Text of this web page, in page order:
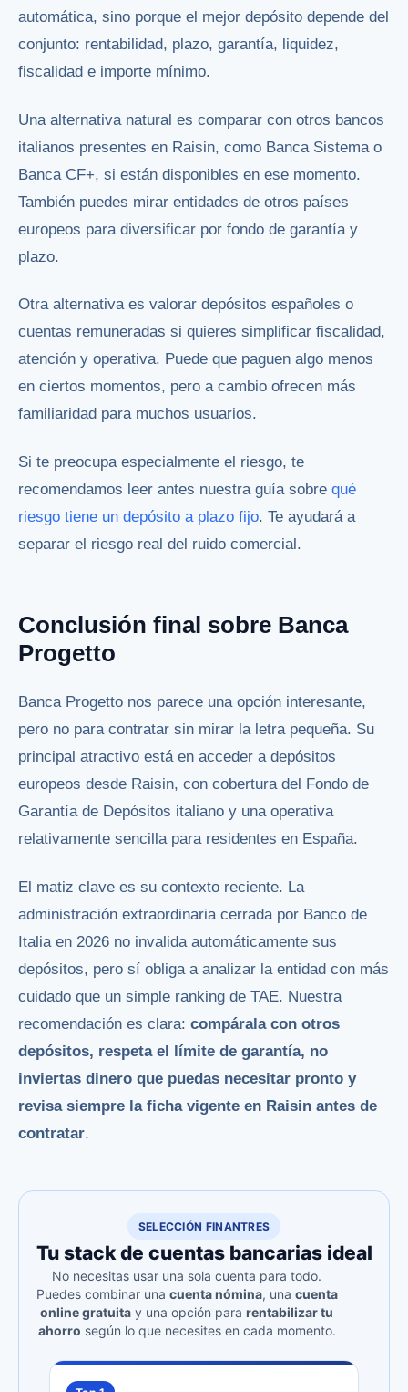
automática, sino porque el mejor depósito depende del
conjunto: rentabilidad, plazo, garantía, liquidez,
fiscalidad e importe mínimo.
Una alternativa natural es comparar con otros bancos
italianos presentes en Raisin, como Banca Sistema o
Banca CF+, si están disponibles en ese momento.
También puedes mirar entidades de otros países
europeos para diversificar por fondo de garantía y
plazo.
Otra alternativa es valorar depósitos españoles o
cuentas remuneradas si quieres simplificar fiscalidad,
atención y operativa. Puede que paguen algo menos
en ciertos momentos, pero a cambio ofrecen más
familiaridad para muchos usuarios.
Si te preocupa especialmente el riesgo, te
recomendamos leer antes nuestra guía sobre qué
riesgo tiene un depósito a plazo fijo. Te ayudará a
separar el riesgo real del ruido comercial.
Conclusión final sobre Banca
Progetto
Banca Progetto nos parece una opción interesante,
pero no para contratar sin mirar la letra pequeña. Su
principal atractivo está en acceder a depósitos
europeos desde Raisin, con cobertura del Fondo de
Garantía de Depósitos italiano y una operativa
relativamente sencilla para residentes en España.
El matiz clave es su contexto reciente. La
administración extraordinaria cerrada por Banco de
Italia en 2026 no invalida automáticamente sus
depósitos, pero sí obliga a analizar la entidad con más
cuidado que un simple ranking de TAE. Nuestra
recomendación es clara: compárala con otros
depósitos, respeta el límite de garantía, no
inviertas dinero que puedas necesitar pronto y
revisa siempre la ficha vigente en Raisin antes de
contratar.
SELECCIÓN FINANTRES
Tu stack de cuentas bancarias ideal
No necesitas usar una sola cuenta para todo.
Puedes combinar una cuenta nómina, una cuenta
online gratuita y una opción para rentabilizar tu
ahorro según lo que necesites en cada momento.